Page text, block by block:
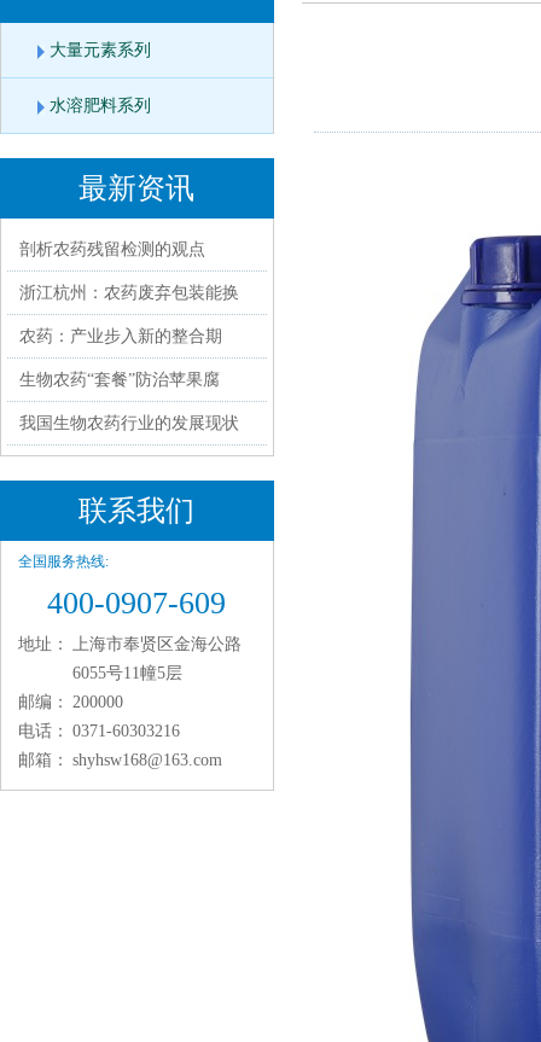
大量元素系列
水溶肥料系列
最新资讯
剖析农药残留检测的观点
浙江杭州：农药废弃包装能换
农药：产业步入新的整合期
生物农药“套餐”防治苹果腐
我国生物农药行业的发展现状
联系我们
全国服务热线:
400-0907-609
地址： 上海市奉贤区金海公路
6055号11幢5层
邮编： 200000
电话： 0371-60303216
邮箱： shyhsw168@163.com